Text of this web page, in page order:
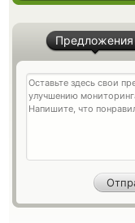
Предложения